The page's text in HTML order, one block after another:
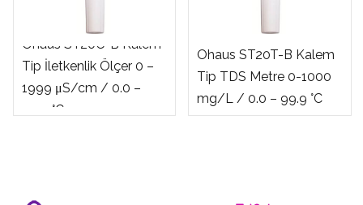
Ohaus ST20C-B Kalem
Tip İletkenlik Ölçer 0 –
1999 μS/cm / 0.0 –
99.9 °C
Ohaus ST20T-B Kalem
Tip TDS Metre 0-1000
mg/L / 0.0 – 99.9 °C